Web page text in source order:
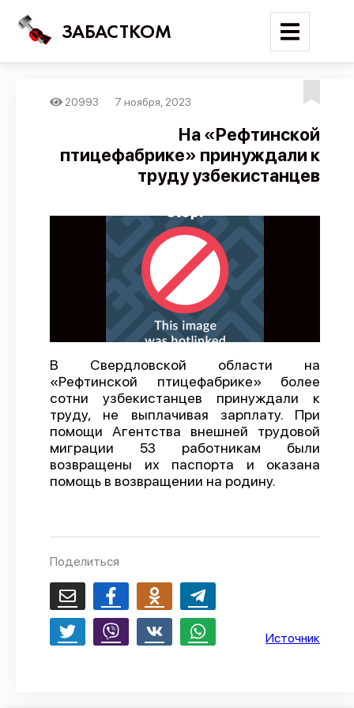
ЗАБАСТКОМ
Поиск
Новости
Карта событий
Трудовые конфликты
Отчеты
Предложить публикацию
Справочник
О проекте
Политика конфиденциальности
20993 7 ноября, 2023
На «Рефтинской
птицефабрике» принуждали к
труду узбекистанцев
В Свердловской области на
«Рефтинской птицефабрике» более
сотни узбекистанцев принуждали к
труду, не выплачивая зарплату. При
помощи Агентства внешней трудовой
миграции 53 работникам были
возвращены их паспорта и оказана
помощь в возвращении на родину.
Поделиться
Источник